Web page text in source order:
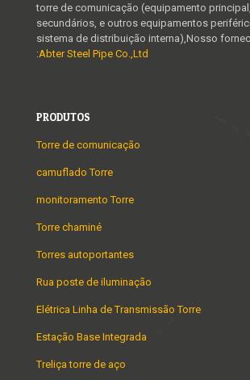
torre de comunicação (equipamento
secundários, e outros equipamentos
sistema de distribuição interna),Nosso
:Abter Steel Pipe Co.,Ltd
PRODUTOS
Torre de comunicação
camuflado Torre
monitoramento Torre
Torre chaminé
Torres autoportantes
Rua poste de iluminação
Elétrica Linha de Transmissão Torre
Estação Base Integrada
Treliça torre de aço